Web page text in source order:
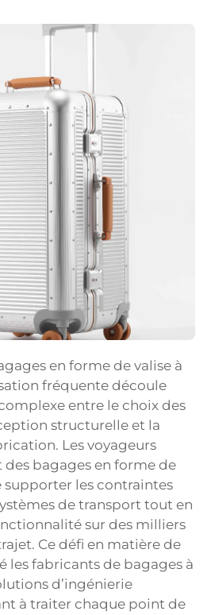
en forme de valise à
fréquente découle
entre le choix des
structurelle et la
Les voyageurs
bagages en forme de
supporter les contraintes
de transport tout en
sur des milliers
Ce défi en matière de
les fabricants de bagages à
d’ingénierie
à traiter chaque point de